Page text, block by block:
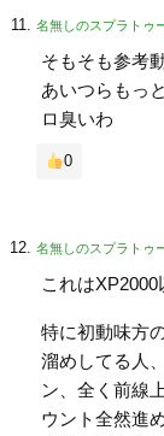
名無しのスプラトゥ
そもそも参考
あいつらもっ
ロ臭いわ
0
名無しのスプラトゥ
これは
特に初動味方
溜めしてる人
ン、全く前線
ウント全然進